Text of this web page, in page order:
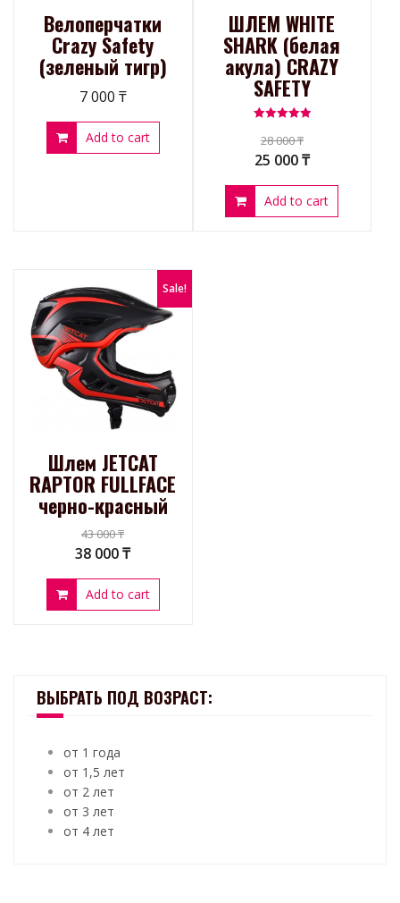
Велоперчатки
Crazy Safety
(зеленый тигр)
7 000 ₸
Add to cart
ШЛЕМ WHITE
SHARK (белая
акула) CRAZY
SAFETY
5.00
28 000₸
25 000₸
Add to cart
Sale!
Шлем JETCAT
RAPTOR FULLFACE
черно-красный
43 000₸
38 000₸
Add to cart
ВЫБРАТЬ ПОД ВОЗРАСТ:
от 1 года
от 1,5 лет
от 2 лет
от 3 лет
от 4 лет